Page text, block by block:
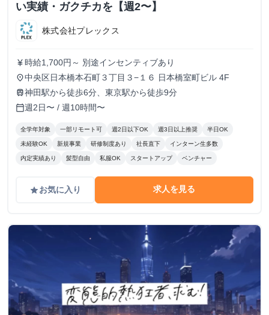
い実績・ガクチカを【週2〜】
株式会社プレックス
currency_yen 時給1,700円～ 別途インセンティブあり
place中央区日本橋本石町３丁目３−１６ 日本橋室町ビル 4F
train神田駅から徒歩6分、東京駅から徒歩9分
calendar_today週2日〜 / 週10時間〜
全学年対象 一部リモート可 週2日以下OK 週3日以上推奨 半日OK
未経験OK 新規事業 研修制度あり 社長直下 インターン生多数
内定実績あり 髪型自由 私服OK スタートアップ ベンチャー
gradeお気に入り 求人を見る